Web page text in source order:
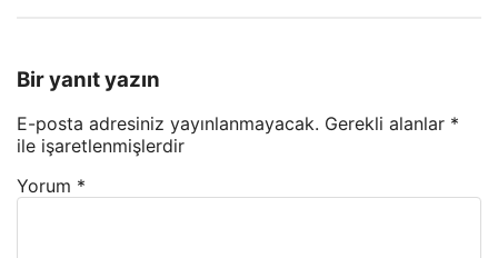
Bir yanıt yazın
E-posta adresiniz yayınlanmayacak. Gerekli alanlar *
ile işaretlenmişlerdir
Yorum *